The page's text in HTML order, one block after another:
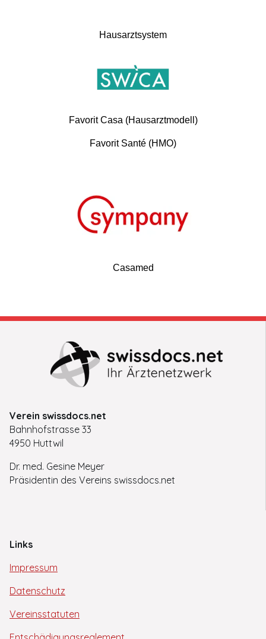
Hausarztsystem
Favorit Casa (Hausarztmodell)
Favorit Santé (HMO)
Casamed
Verein swissdocs.net
Bahnhofstrasse 33
4950 Huttwil
Dr. med. Gesine Meyer
Präsidentin des Vereins swissdocs.net
Links
Impressum
Datenschutz
Vereinsstatuten